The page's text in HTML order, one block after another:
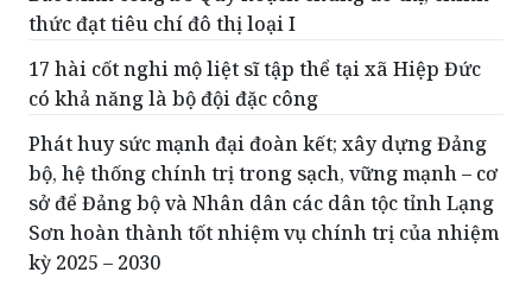
thức đạt tiêu chí đô thị loại I
17 hài cốt nghi mộ liệt sĩ tập thể tại xã Hiệp Đức
có khả năng là bộ đội đặc công
Phát huy sức mạnh đại đoàn kết; xây dựng Đảng
bộ, hệ thống chính trị trong sạch, vững mạnh – cơ
sở để Đảng bộ và Nhân dân các dân tộc tỉnh Lạng
Sơn hoàn thành tốt nhiệm vụ chính trị của nhiệm
kỳ 2025 – 2030